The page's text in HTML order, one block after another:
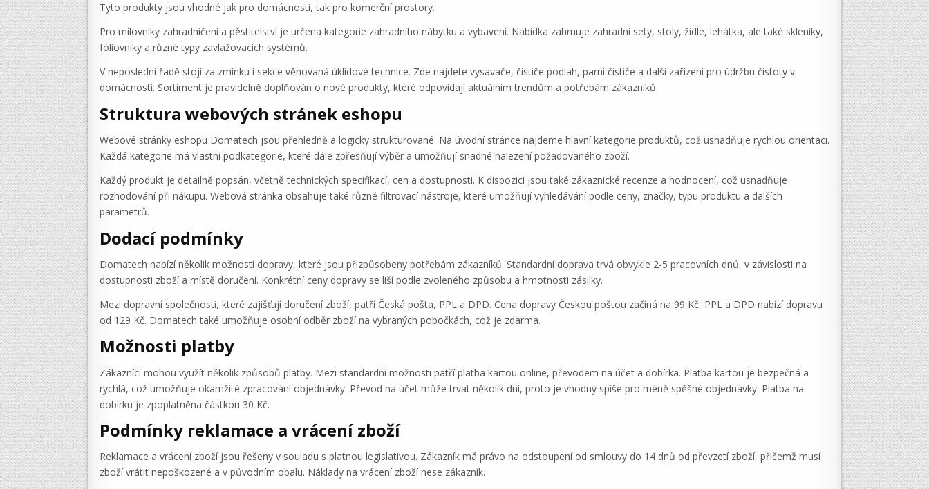
Tyto produkty jsou vhodné jak pro domácnosti, tak pro komerční prostory.
Pro milovníky zahradničení a pěstitelství je určena kategorie zahradního nábytku a vybavení. Nabídka zahrnuje zahradní sety, stoly, židle, lehátka, ale také skleníky,
fóliovníky a různé typy zavlažovacích systémů.
V neposlední řadě stojí za zmínku i sekce věnovaná úklidové technice. Zde najdete vysavače, čističe podlah, parní čističe a další zařízení pro údržbu čistoty v
domácnosti. Sortiment je pravidelně doplňován o nové produkty, které odpovídají aktuálním trendům a potřebám zákazníků.
Struktura webových stránek eshopu
Webové stránky eshopu Domatech jsou přehledně a logicky strukturované. Na úvodní stránce najdeme hlavní kategorie produktů, což usnadňuje rychlou orientaci.
Každá kategorie má vlastní podkategorie, které dále zpřesňují výběr a umožňují snadné nalezení požadovaného zboží.
Každý produkt je detailně popsán, včetně technických specifikací, cen a dostupnosti. K dispozici jsou také zákaznické recenze a hodnocení, což usnadňuje
rozhodování při nákupu. Webová stránka obsahuje také různé filtrovací nástroje, které umožňují vyhledávání podle ceny, značky, typu produktu a dalších
parametrů.
Dodací podmínky
Domatech nabízí několik možností dopravy, které jsou přizpůsobeny potřebám zákazníků. Standardní doprava trvá obvykle 2-5 pracovních dnů, v závislosti na
dostupnosti zboží a místě doručení. Konkrétní ceny dopravy se liší podle zvoleného způsobu a hmotnosti zásilky.
Mezi dopravní společnosti, které zajišťují doručení zboží, patří Česká pošta, PPL a DPD. Cena dopravy Českou poštou začíná na 99 Kč, PPL a DPD nabízí dopravu
od 129 Kč. Domatech také umožňuje osobní odběr zboží na vybraných pobočkách, což je zdarma.
Možnosti platby
Zákazníci mohou využít několik způsobů platby. Mezi standardní možnosti patří platba kartou online, převodem na účet a dobírka. Platba kartou je bezpečná a
rychlá, což umožňuje okamžité zpracování objednávky. Převod na účet může trvat několik dní, proto je vhodný spíše pro méně spěšné objednávky. Platba na
dobírku je zpoplatněna částkou 30 Kč.
Podmínky reklamace a vrácení zboží
Reklamace a vrácení zboží jsou řešeny v souladu s platnou legislativou. Zákazník má právo na odstoupení od smlouvy do 14 dnů od převzetí zboží, přičemž musí
zboží vrátit nepoškozené a v původním obalu. Náklady na vrácení zboží nese zákazník.